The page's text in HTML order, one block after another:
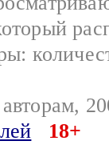
18+